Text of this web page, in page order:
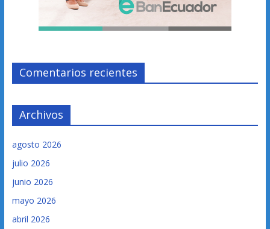
Comentarios recientes
Archivos
agosto 2026
julio 2026
junio 2026
mayo 2026
abril 2026